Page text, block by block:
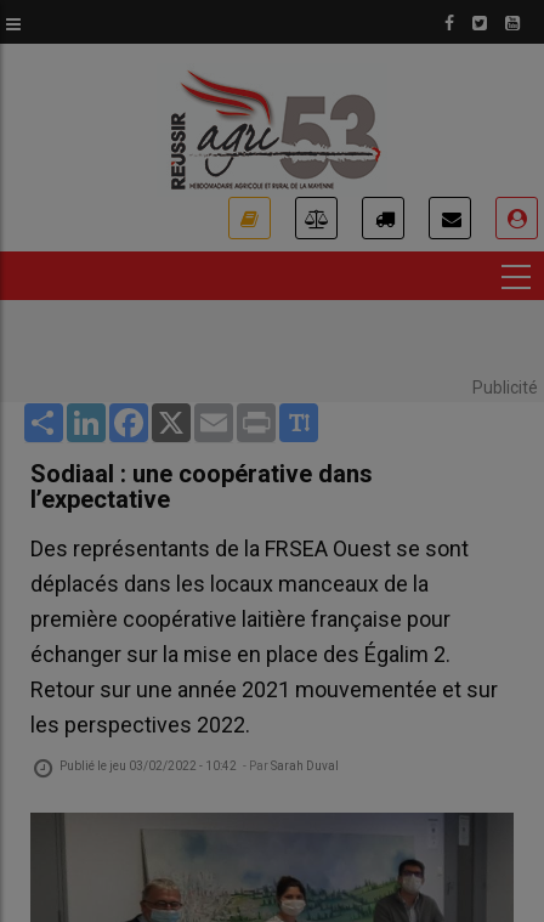
au
Publicité
Share LinkedInFacebook
X Email Print
Sodiaal : une coopérative dans
l’expectative
Des représentants de la FRSEA Ouest se sont
déplacés dans les locaux manceaux de la
première coopérative laitière française pour
échanger sur la mise en place des Égalim 2.
Retour sur une année 2021 mouvementée et sur
les perspectives 2022.
Publié le jeu 03/02/2022 - 10:42 - ParSarah Duval